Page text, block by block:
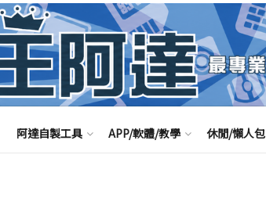
阿達自製工具 APP/軟體/教學 休閒/懶人包